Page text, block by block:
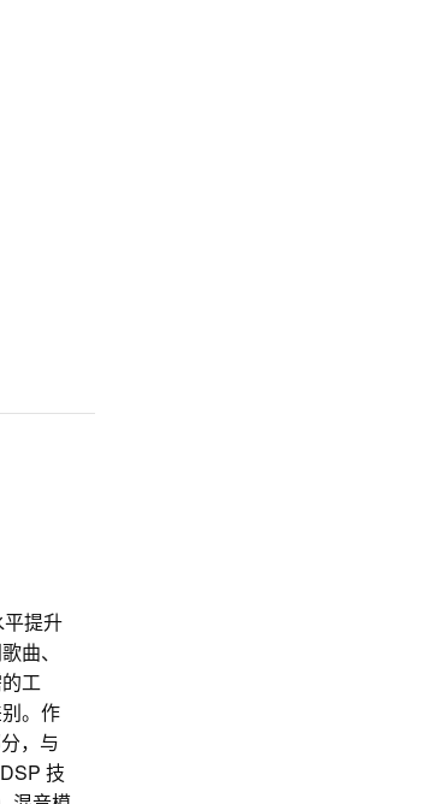
提升
曲、
工
。作
，与
技